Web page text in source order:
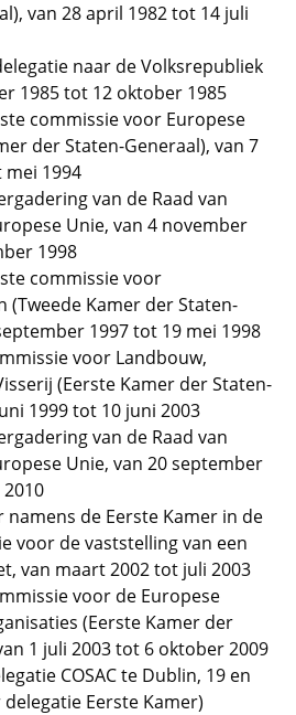
van 28 april 1982 tot 14 juli
naar de Volksrepubliek
1985 tot 12 oktober 1985
commissie voor Europese
der Staten-Generaal), van 7
1994
van de Raad van
Unie, van 4 november
1998
commissie voor
(Tweede Kamer der Staten-
1997 tot 19 mei 1998
voor Landbouw,
(Eerste Kamer der Staten-
1999 tot 10 juni 2003
van de Raad van
Unie, van 20 september
de Eerste Kamer in de
voor de vaststelling van een
van maart 2002 tot juli 2003
voor de Europese
(Eerste Kamer der
1 juli 2003 tot 6 oktober 2009
COSAC te Dublin, 19 en
Eerste Kamer)